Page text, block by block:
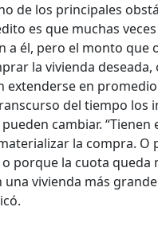
de los principales
es que muchas veces
a él, pero el monto que
la vivienda deseada,
extenderse en promedio
del tiempo los
cambiar. “Tienen
la compra. O
porque la cuota queda
vivienda más